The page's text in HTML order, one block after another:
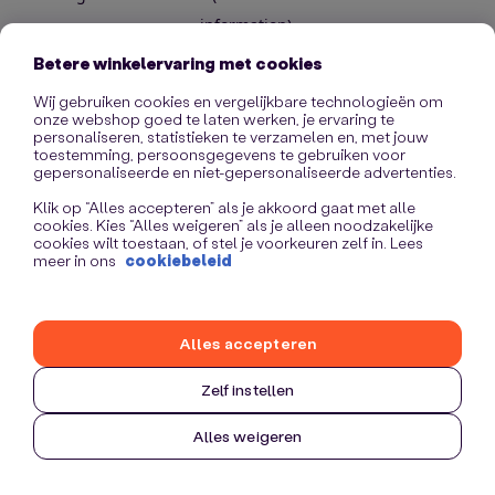
information).
Betere winkelervaring met cookies
Wij gebruiken cookies en vergelijkbare technologieën om
onze webshop goed te laten werken, je ervaring te
personaliseren, statistieken te verzamelen en, met jouw
toestemming, persoonsgegevens te gebruiken voor
gepersonaliseerde en niet-gepersonaliseerde advertenties.
Klik op “Alles accepteren” als je akkoord gaat met alle
cookies. Kies “Alles weigeren” als je alleen noodzakelijke
cookies wilt toestaan, of stel je voorkeuren zelf in. Lees
meer in ons cookiebeleid
Zelf instellen
Alles weigeren
Alles accepteren